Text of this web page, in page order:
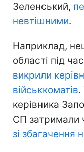
Зеленський,
невтішними.
Наприклад,
області під
викрили
військкоматів.
керівника
СП затримали
зі збагачення